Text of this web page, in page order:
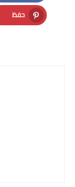
Facebook
حفظ
Pinterest